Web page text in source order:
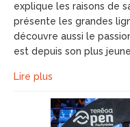
explique les raisons de
présente les grandes
découvre aussi le
est depuis son plus
Lire plus